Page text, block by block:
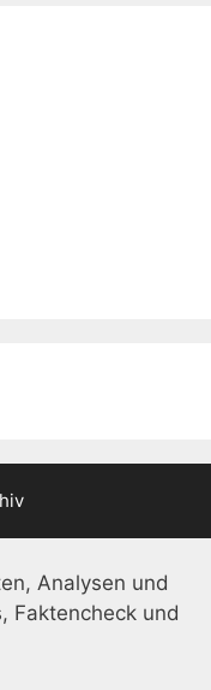
Analysen und
Faktencheck und